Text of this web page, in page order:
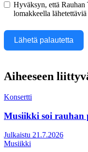
Hyväksyn, että Rauhan
lomakkeella
Lähetä palautetta
Aiheeseen
Konsertti
Musiikki soi rauhan
Julkaistu 21.7.2026
Musiikki